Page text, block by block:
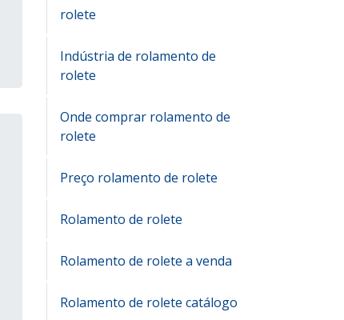
rolete
Indústria de rolamento de
rolete
Onde comprar rolamento de
rolete
Preço rolamento de rolete
Rolamento de rolete
Rolamento de rolete a venda
Rolamento de rolete catálogo